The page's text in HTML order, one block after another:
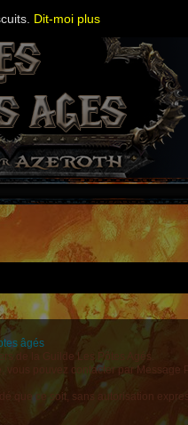
âgés
de la Guilde Les Pôtes Agés.
pouvez contacter par Message
que ce soit, sans autorisation
Dit-moi plus